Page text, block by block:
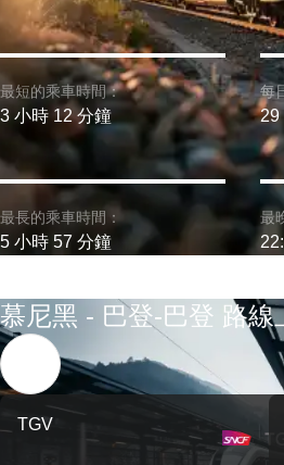
最短的乘車時間：
3 小時 12 分鐘
最長的乘車時間：
5 小時 57 分鐘
每
29
最
慕尼黑 - 巴登-巴登 路線
TGV